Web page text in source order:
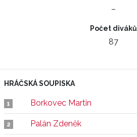
–
Počet diváků
87
HRÁČSKÁ SOUPISKA
1 Borkovec Martin
2 Palán Zdeněk